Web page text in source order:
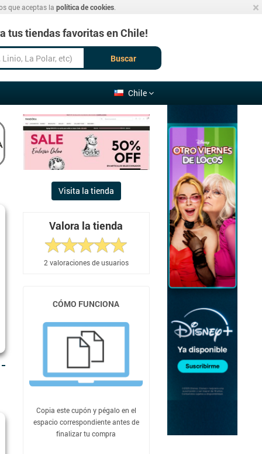
×
que aceptas la política de cookies
tus tiendas favoritas en Chile!
Buscar
Chile
Visita la tienda
Valora la tienda
2valoraciones de usuarios
CÓMO FUNCIONA
Copia este cupón y pégalo en el
espacio correspondiente antes de
finalizar tu compra